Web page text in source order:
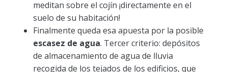
meditan sobre el cojín ¡directamente en el
suelo de su habitación!
Finalmente queda esa apuesta por la posible
escasez de agua. Tercer criterio: depósitos
de almacenamiento de agua de lluvia
recogida de los tejados de los edificios, que